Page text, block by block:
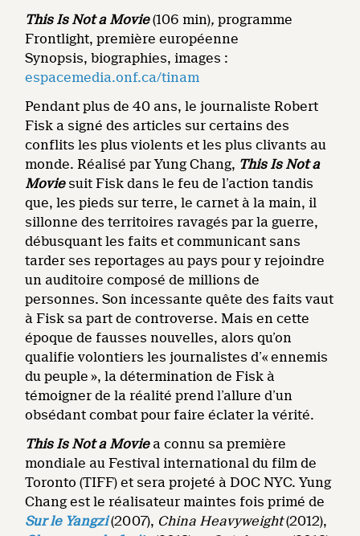
This Is Not a Movie(106 min),programme
Frontlight, première européenne
Synopsis, biographies, images :
espacemedia.onf.ca/tinam
Pendant plus de 40 ans, le journaliste Robert
Fisk a signé des articles sur certains des
conflits les plus violents et les plus clivants au
monde. Réalisé par Yung Chang, This Is Not a
Moviesuit Fisk dans le feu de l’action tandis
que, les pieds sur terre, le carnet à la main, il
sillonne des territoires ravagés par la guerre,
débusquant les faits et communicant sans
tarder ses reportages au pays pour y rejoindre
un auditoire composé de millions de
personnes. Son incessante quête des faits vaut
à Fisk sa part de controverse. Mais en cette
époque de fausses nouvelles, alors qu’on
qualifie volontiers les journalistes d’« ennemis
du peuple », la détermination de Fisk à
témoigner de la réalité prend l’allure d’un
obsédant combat pour faire éclater la vérité.
This Is Not a Movie a connu sa première
mondiale au Festival international du film de
Toronto (TIFF) et sera projeté à DOC NYC. Yung
Chang est le réalisateur maintes fois primé de
Sur le Yangzi(2007), China Heavyweight(2012),